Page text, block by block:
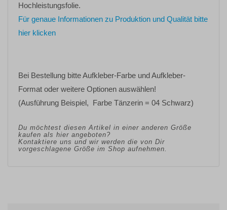
Hochleistungsfolie.
Für genaue Informationen zu Produktion und Qualität bitte
hier klicken
Bei Bestellung bitteAufkleber-Farbe undAufkleber-
Format oder weitere Optionen auswählen!
(Ausführung Beispiel, Farbe Tänzerin = 04 Schwarz)
Du möchtest diesen Artikel in einer anderen Größe
kaufen als hier angeboten?
Kontaktiere uns und wir werden die von Dir
vorgeschlagene Größe im Shop aufnehmen.